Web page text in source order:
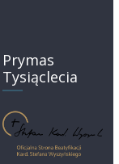
Prymas
Tysiąclecia